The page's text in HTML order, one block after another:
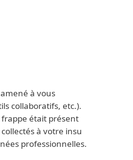
à vous
collaboratifs, etc.).
était présent
à votre insu
professionnelles.